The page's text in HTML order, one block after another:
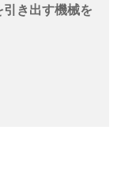
き出す機械を